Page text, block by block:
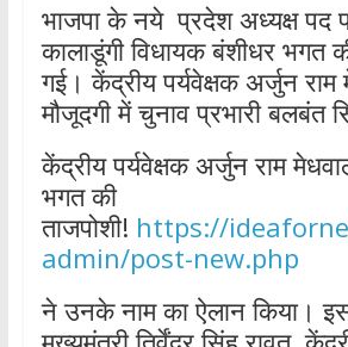
भाजपा के नये प्रदेश अध्यक्ष
कालाडूंगी विधायक बंशीधर भगत
गई। केंद्रीय पर्यवेक्षक अर्जुन
मौजूदगी में चुनाव प्रभारी बलबंत
केंद्रीय पर्यवेक्षक अर्जुन राम
भगत की
ताजपोशी! https://
admin/post-new.php
ने उनके नाम का ऐलान किया।